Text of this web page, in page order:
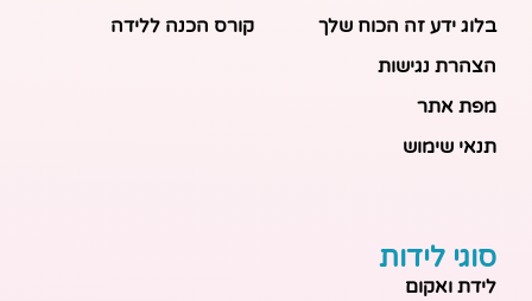
בלוג ידע זה הכוח שלך
הצהרת נגישות
מפת אתר
תנאי שימוש
קורס הכנה ללידה
סוגי לידות
לידת ואקום